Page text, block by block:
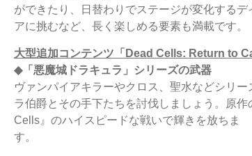
ができたり、日替わりでステージが変化する
アに挑むなど、長く楽しめる要素も満載です。
大型追加コンテンツ「Dead Cells: Return to
◆「悪魔城ドラキュラ」シリーズの武器
ヴァンパイアキラーやクロス、聖水などシリ
ラ伯爵とその手下たちを討伐しましょう。原
Cells』のハイスピードな戦いで輝きを放ちま
す。